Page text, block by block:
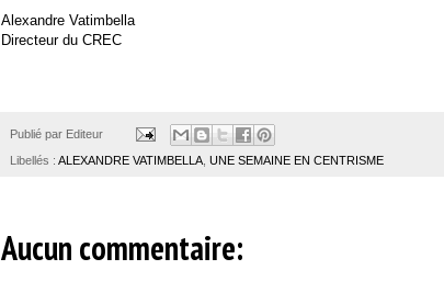
Alexandre Vatimbella
Directeur du CREC
Publié par Editeur
Libellés : ALEXANDRE VATIMBELLA UNE SEMAINE EN CENTRISME
Aucun commentaire: